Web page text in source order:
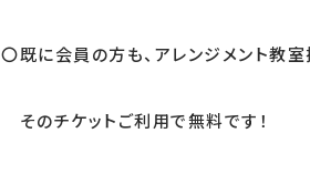
〇既に会員の方も、アレンジメント教
そのチケットご利用で無料です！